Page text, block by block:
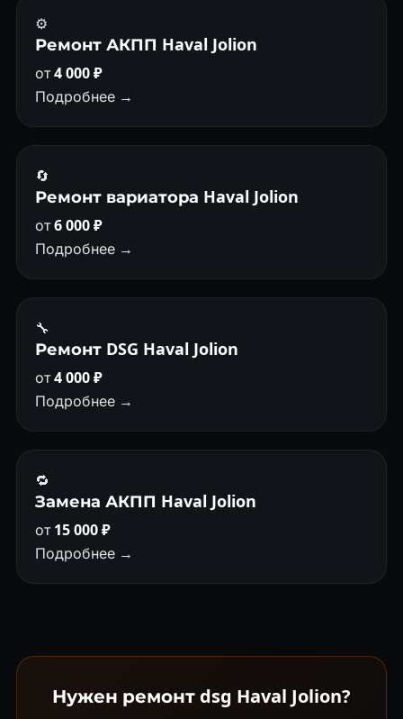
⚙️
Ремонт АКПП Haval Jolion
от4 000 ₽
Подробнее →
🔄
Ремонт вариатора Haval Jolion
от6 000 ₽
Подробнее →
🔧
Ремонт DSG Haval Jolion
от4 000 ₽
Подробнее →
🔁
Замена АКПП Haval Jolion
от15 000 ₽
Подробнее →
Нужен ремонт dsg Haval Jolion?